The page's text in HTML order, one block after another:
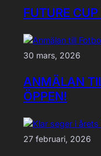
FUTURE
30 mars, 2026
ANMÄLAN
ÖPPEN!
27 februari, 2026